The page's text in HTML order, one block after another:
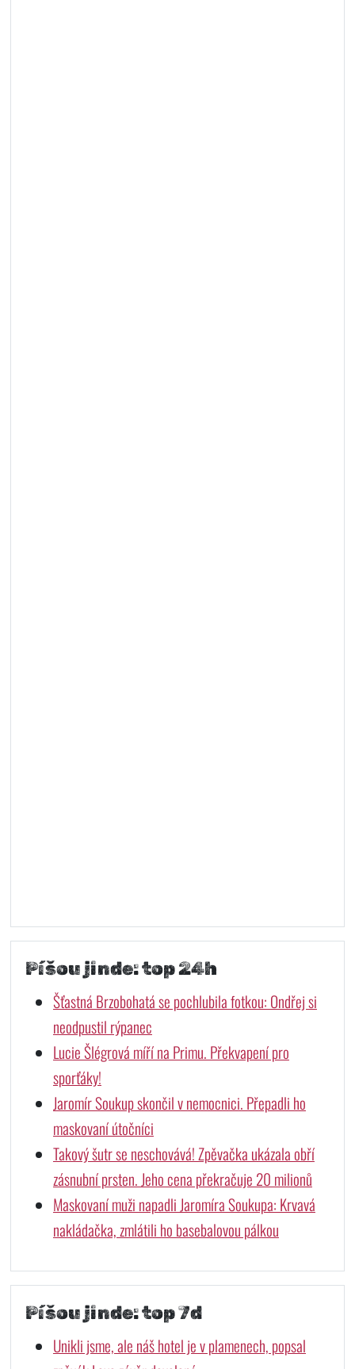
Píšou jinde: top 24h
Šťastná Brzobohatá se pochlubila fotkou: Ondřej si
neodpustil rýpanec
Lucie Šlégrová míří na Primu. Překvapení pro
sporťáky!
Jaromír Soukup skončil v nemocnici. Přepadli ho
maskovaní útočníci
Takový šutr se neschovává! Zpěvačka ukázala obří
zásnubní prsten. Jeho cena překračuje 20 milionů
Maskovaní muži napadli Jaromíra Soukupa: Krvavá
nakládačka, zmlátili ho basebalovou pálkou
Píšou jinde: top 7d
Unikli jsme, ale náš hotel je v plamenech, popsal